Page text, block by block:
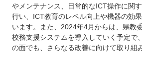
やメンテナンス、日常的なICT操作に関
行い、ICT教育のレベル向上や機器の効
います。また、2024年4月からは、県教
校務支援システムを導入していく予定で
の面でも、さらなる改善に向けて取り組